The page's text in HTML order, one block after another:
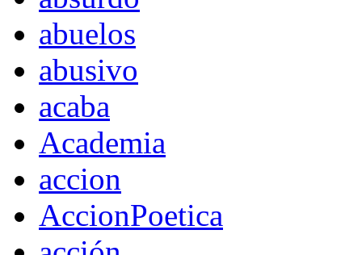
abuelos
abusivo
acaba
Academia
accion
AccionPoetica